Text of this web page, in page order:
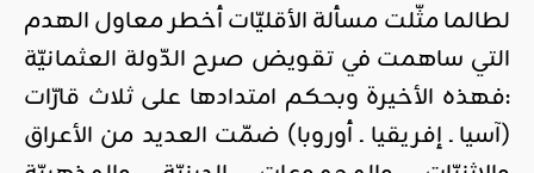
لطالما مثّلت مسألة الأقليّات أخطر معاول الهدم
التي ساهمت في تقويض صرح الدّولة العثمانيّة
:فهذه الأخيرة وبحكم امتدادها على ثلاث قارّات
(آسيا ـ إفريقيا ـ أوروبا) ضمّت العديد من الأعراق